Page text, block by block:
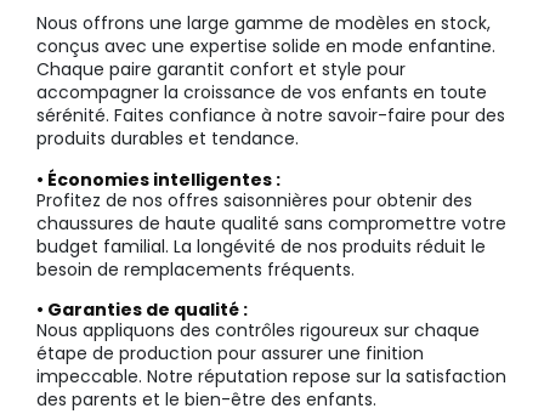
Nous offrons une large gamme de modèles en stock,
conçus avec une expertise solide en mode enfantine.
Chaque paire garantit confort et style pour
accompagner la croissance de vos enfants en toute
sérénité. Faites confiance à notre savoir-faire pour des
produits durables et tendance.
• Économies intelligentes :
Profitez de nos offres saisonnières pour obtenir des
chaussures de haute qualité sans compromettre votre
budget familial. La longévité de nos produits réduit le
besoin de remplacements fréquents.
• Garanties de qualité :
Nous appliquons des contrôles rigoureux sur chaque
étape de production pour assurer une finition
impeccable. Notre réputation repose sur la satisfaction
des parents et le bien-être des enfants.